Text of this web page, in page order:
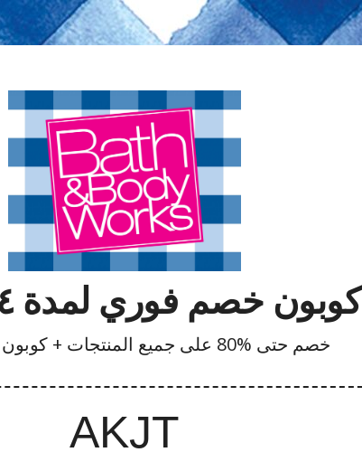
كوبون خصم فوري لمدة ٢٤ ساعة
خصم حتى %80 على جميع المنتجات + كوبون خصم مميز